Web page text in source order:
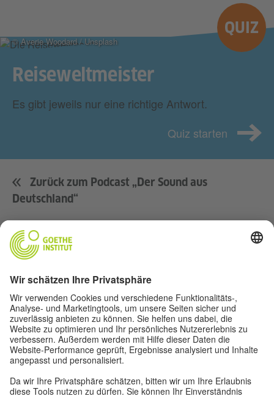
QUIZ
© Averie Woodard / Unsplash
Reiseweltmeister
Es gibt jeweils nur eine richtige Antwort.
Quiz starten
Zurück zum Podcast „Der Sound aus
Deutschland“
Musik
Für Lehrer*innen
Über uns